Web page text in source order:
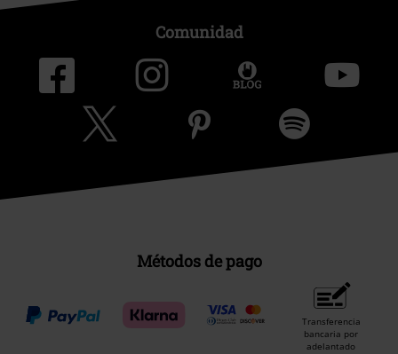
Comunidad
Métodos de pago
Transferencia
bancaria por
adelantado